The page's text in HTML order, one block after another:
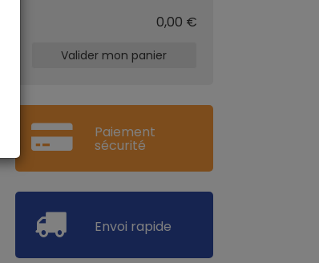
0,00 €
Valider mon panier
Paiement
sécurité
Envoi rapide